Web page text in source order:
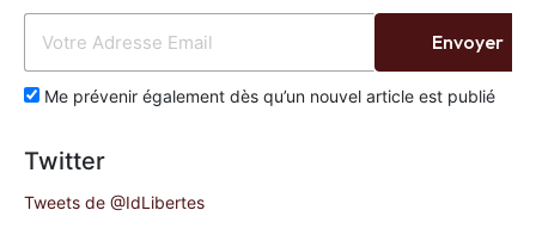
Me prévenir également dès qu’un nouvel article est publié
Envoyer
Twitter
Tweets de @IdLibertes